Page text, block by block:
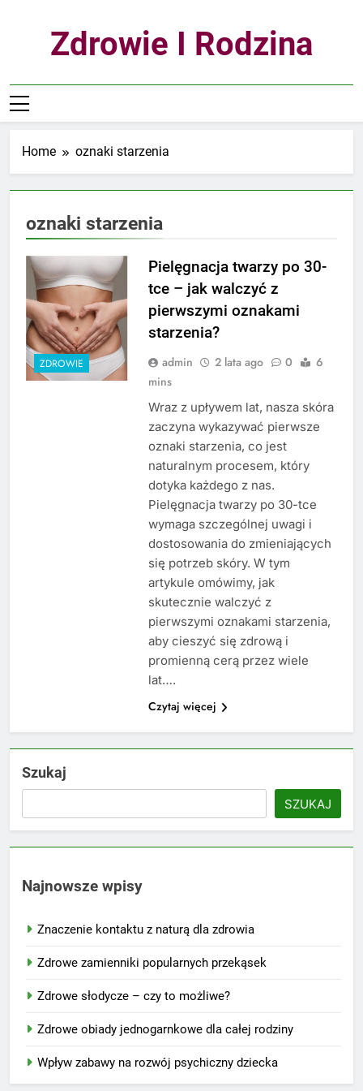
Zdrowie I Rodzina
Home oznaki starzenia
oznaki starzenia
ZDROWIE
Pielęgnacja twarzy po 30-
tce – jak walczyć z
pierwszymi oznakami
starzenia?
admin 2 lata ago 0
6
mins
Wraz z upływem lat, nasza skóra
zaczyna wykazywać pierwsze
oznaki starzenia, co jest
naturalnym procesem, który
dotyka każdego z nas.
Pielęgnacja twarzy po 30-tce
wymaga szczególnej uwagi i
dostosowania do zmieniających
się potrzeb skóry. W tym
artykule omówimy, jak
skutecznie walczyć z
pierwszymi oznakami starzenia,
aby cieszyć się zdrową i
promienną cerą przez wiele
lat….
Czytaj więcej
Szukaj
SZUKAJ
Najnowsze wpisy
Znaczenie kontaktu z naturą dla zdrowia
Zdrowe zamienniki popularnych przekąsek
Zdrowe słodycze – czy to możliwe?
Zdrowe obiady jednogarnkowe dla całej rodziny
Wpływ zabawy na rozwój psychiczny dziecka